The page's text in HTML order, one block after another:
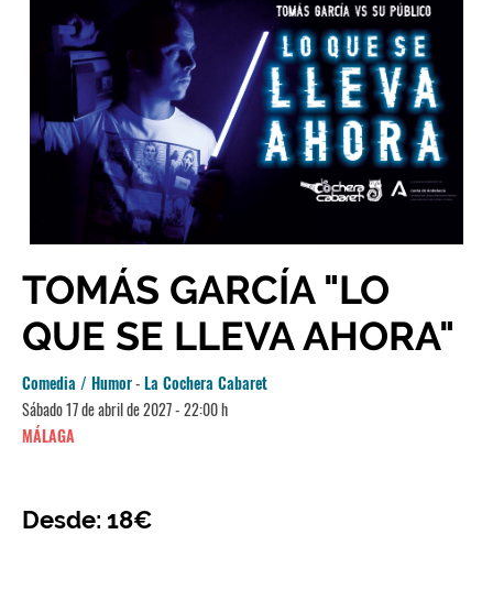
TOMÁS GARCÍA "LO
QUE SE LLEVA AHORA"
Comedia / Humor-La Cochera Cabaret
Sábado 17 de abril de 2027 - 22:00 h
MÁLAGA
Desde: 18€